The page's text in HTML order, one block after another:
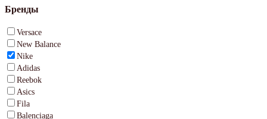
Бренды
Versace
New Balance
Nike
Adidas
Reebok
Asics
Fila
Balenciaga